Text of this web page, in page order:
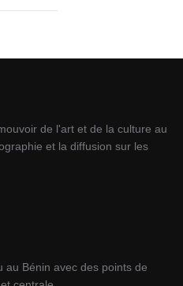
de l'art et de la culture au
et la diffusion sur les
au Bénin avec des points de